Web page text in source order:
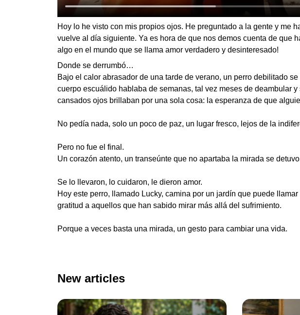
Hoy lo he visto con mis propios ojos. He preguntado a la gente y me
vuelve al día siguiente. Ya es hora de que nos demos cuenta de que
algo en el mundo que se llama amor verdadero y desinteresado!
Donde se derrumbó…
Bajo el calor abrasador de una tarde de verano, un perro debilitado
cuerpo escuálido hablaba de semanas, tal vez meses de deambular
cansados ojos brillaban por una sola cosa: la esperanza de que
No pedía nada, solo un poco de paz, un lugar fresco, lejos de la
Pero no fue el final.
Un corazón atento, un transeúnte que no apartaba la mirada se
Se lo llevaron, lo cuidaron, le dieron amor.
Hoy este perro, llamado Lucky, camina por un jardín que puede
gratitud a aquellos que han sabido mirar más allá del sufrimiento.
Porque a veces basta una mirada, un gesto para cambiar una vida.
New articles